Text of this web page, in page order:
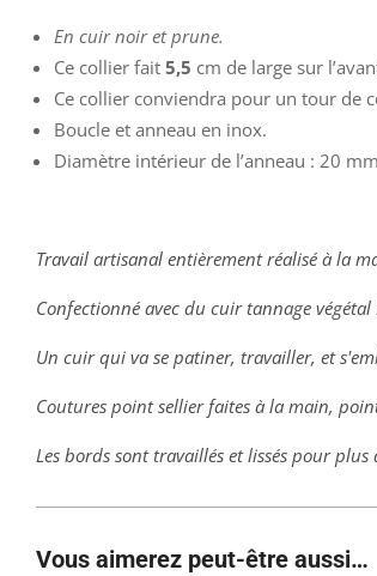
En cuir noir et prune.
Ce collier fait 5,5 cm de large sur
Ce collier conviendra pour un tour de
Boucle et anneau en inox.
Diamètre intérieur de l’anneau : 20
Travail artisanal entièrement réalisé à la
Confectionné avec du cuir tannage
Un cuir qui va se patiner, travailler, et
Coutures point sellier faites à la main,
Les bords sont travaillés et lissés pour
Vous aimerez peut-être aussi…